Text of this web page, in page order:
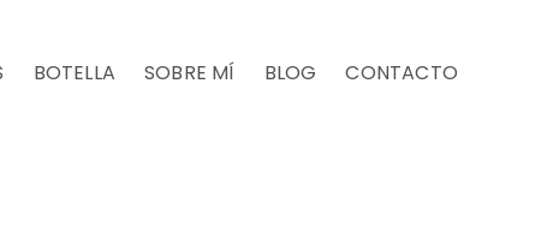
BOTELLA SOBRE MÍ BLOG CONTACTO